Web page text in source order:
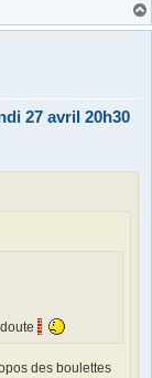
27 avril 20h30
des boulettes